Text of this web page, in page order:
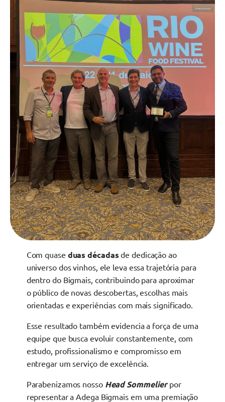
Com quase duas décadas de dedicação ao
universo dos vinhos, ele leva essa trajetória para
dentro do Bigmais, contribuindo para aproximar
o público de novas descobertas, escolhas mais
orientadas e experiências com mais significado.
Esse resultado também evidencia a força de uma
equipe que busca evoluir constantemente, com
estudo, profissionalismo e compromisso em
entregar um serviço de excelência.
Parabenizamos nosso Head Sommelier por
representar a Adega Bigmais em uma premiação